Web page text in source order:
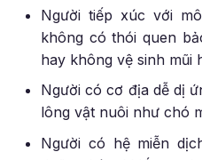
Người tiếp xúc với
không có thói quen
hay không vệ sinh mũi
Người có cơ địa dễ dị
lông vật nuôi như chó
Người có hệ miễn